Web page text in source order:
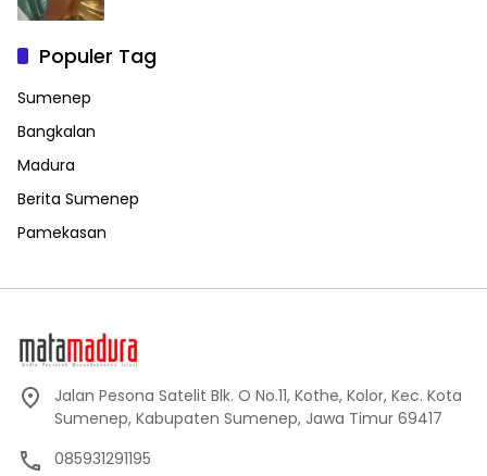
Populer Tag
Sumenep
Bangkalan
Madura
Berita Sumenep
Pamekasan
Jalan Pesona Satelit Blk. O No.11, Kothe, Kolor, Kec. Kota
Sumenep, Kabupaten Sumenep, Jawa Timur 69417
085931291195